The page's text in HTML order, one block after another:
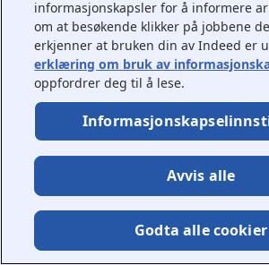
informasjonskapsler for å informere
om at besøkende klikker på jobbene
erkjenner at bruken din av Indeed er
erklæring om bruk av
oppfordrer deg til å lese.
Avvis alle
Godta alle cookier